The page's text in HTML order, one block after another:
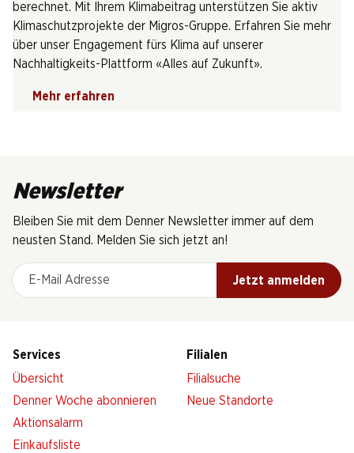
berechnet. Mit Ihrem Klimabeitrag unterstützen Sie aktiv
Klimaschutzprojekte der Migros-Gruppe. Erfahren Sie mehr
über unser Engagement fürs Klima auf unserer
Nachhaltigkeits-Plattform «Alles auf Zukunft».
Mehr erfahren
Newsletter
Bleiben Sie mit dem Denner Newsletter immer auf dem
neusten Stand. Melden Sie sich jetzt an!
E-Mail Adresse
Jetzt anmelden
Services
Übersicht
Denner Woche abonnieren
Aktionsalarm
Einkaufsliste
Filialen
Filialsuche
Neue Standorte